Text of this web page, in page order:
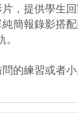
，提供學生
簡報錄影搭
的練習或者